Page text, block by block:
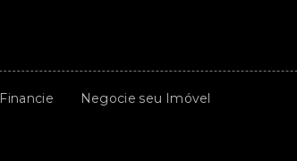
Financie Negocie seu Imóvel